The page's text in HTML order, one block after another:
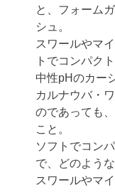
と、フォーム
シュ。
スワールやマ
トでコンパク
中性pHのカー
カルナウバ・
のであっても
こと。
ソフトでコン
で、どのよう
スワールやマ